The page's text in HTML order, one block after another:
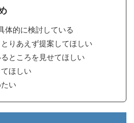
体的に検討している
りあえず提案してほしい
ところを見せてほしい
ほしい
い